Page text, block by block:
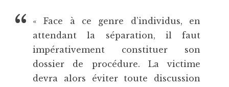
« Face à ce genre d’individus, en
attendant la séparation, il faut
impérativement constituer son
dossier de procédure. La victime
devra alors éviter toute discussion